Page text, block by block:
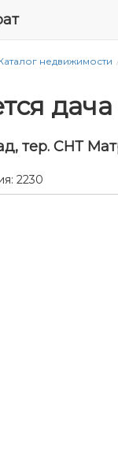
недвижимости
тер. СНТ
2230